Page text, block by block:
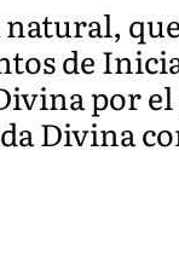
de
por
Divina